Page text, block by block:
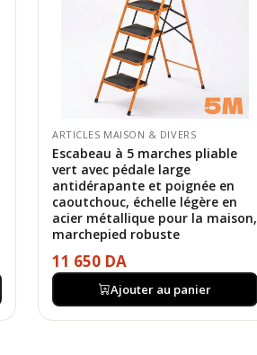
ARTICLES MAISON & DIVERS
Escabeau à 5 marches pliable
vert avec pédale large
antidérapante et poignée en
caoutchouc, échelle légère en
acier métallique pour la maison,
marchepied robuste
11 650 DA
Ajouter au panier